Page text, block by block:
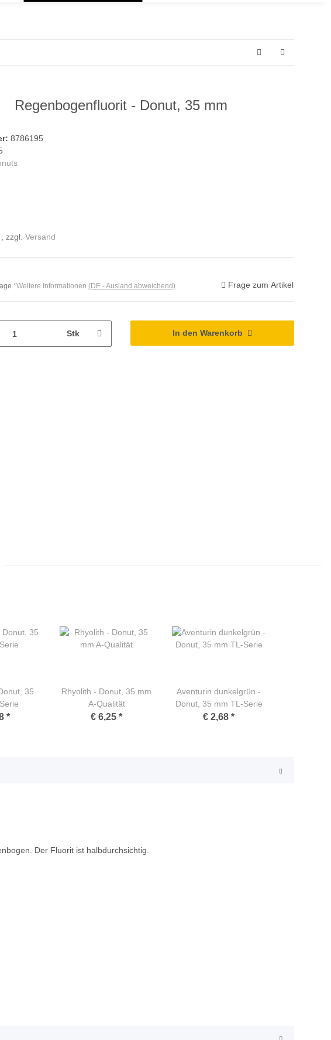
Regenbogenfluorit - Donut, 35 mm
8786195
zzgl. Versand
*Weitere Informationen (DE - Ausland abweichend) Frage zum Artikel
Stk In den Warenkorb
Der Fluorit ist halbdurchsichtig.
35
*
Rhyolith - Donut, 35 mm
A-Qualität
€ 6,25 *
Aventurin dunkelgrün -
Donut, 35 mm TL-Serie
€ 2,68 *